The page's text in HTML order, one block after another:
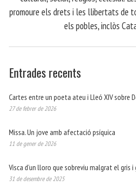
promoure els drets i les llibertats de
els pobles, inclòs
Entrades recents
Cartes entre un poeta ateu i Lleó XIV sobre
27 de febrer de 2026
Missa. Un jove amb afectació psíquica
11 de gener de 2026
Visca d’un lloro que sobreviu malgrat el gris
31 de desembre de 2025